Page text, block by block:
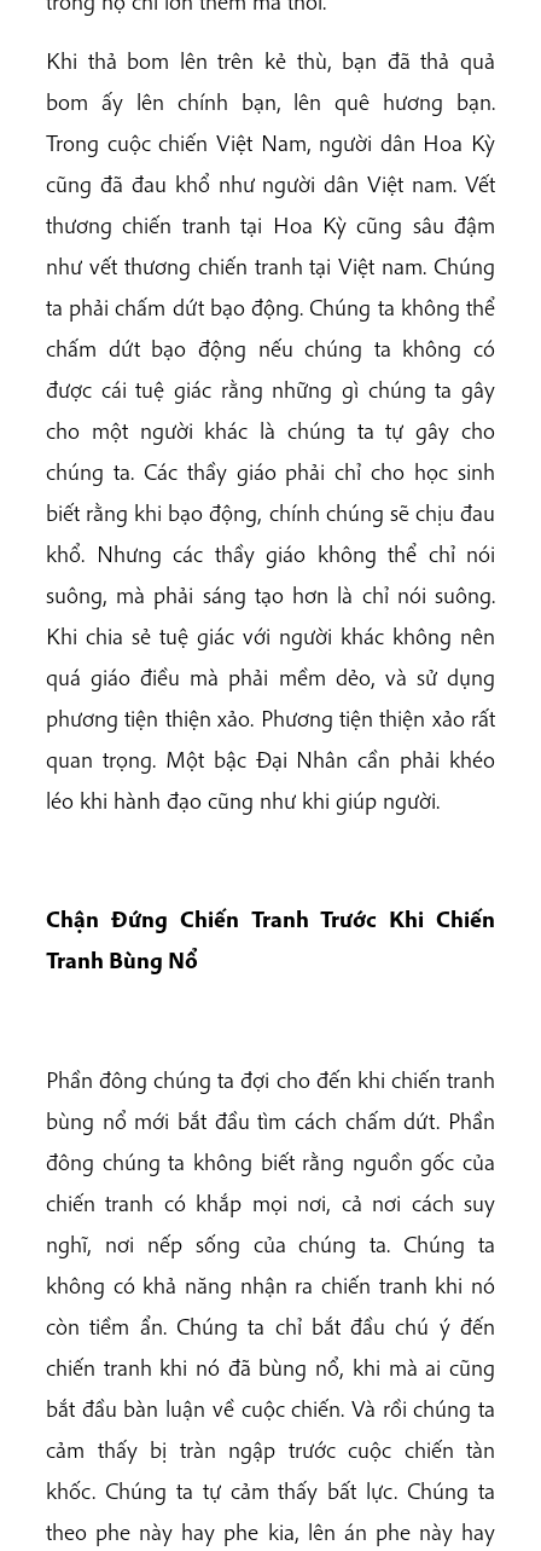
Khi thả bom lên trên kẻ thù, bạn đã thả quả
bom ấy lên chính bạn, lên quê hương bạn.
Trong cuộc chiến Việt Nam, người dân Hoa Kỳ
cũng đã đau khổ như người dân Việt nam. Vết
thương chiến tranh tại Hoa Kỳ cũng sâu đậm
như vết thương chiến tranh tại Việt nam. Chúng
ta phải chấm dứt bạo động. Chúng ta không thể
chấm dứt bạo động nếu chúng ta không có
được cái tuệ giác rằng những gì chúng ta gây
cho một người khác là chúng ta tự gây cho
chúng ta. Các thầy giáo phải chỉ cho học sinh
biết rằng khi bạo động, chính chúng sẽ chịu đau
khổ. Nhưng các thầy giáo không thể chỉ nói
suông, mà phải sáng tạo hơn là chỉ nói suông.
Khi chia sẻ tuệ giác với người khác không nên
quá giáo điều mà phải mềm dẻo, và sử dụng
phương tiện thiện xảo. Phương tiện thiện xảo rất
quan trọng. Một bậc Đại Nhân cần phải khéo
léo khi hành đạo cũng như khi giúp người.
Chận Đứng Chiến Tranh Trước Khi Chiến
Tranh Bùng Nổ
Phần đông chúng ta đợi cho đến khi chiến tranh
bùng nổ mới bắt đầu tìm cách chấm dứt. Phần
đông chúng ta không biết rằng nguồn gốc của
chiến tranh có khắp mọi nơi, cả nơi cách suy
nghĩ, nơi nếp sống của chúng ta. Chúng ta
không có khả năng nhận ra chiến tranh khi nó
còn tiềm ẩn. Chúng ta chỉ bắt đầu chú ý đến
chiến tranh khi nó đã bùng nổ, khi mà ai cũng
bắt đầu bàn luận về cuộc chiến. Và rồi chúng ta
cảm thấy bị tràn ngập trước cuộc chiến tàn
khốc. Chúng ta tự cảm thấy bất lực. Chúng ta
theo phe này hay phe kia, lên án phe này hay